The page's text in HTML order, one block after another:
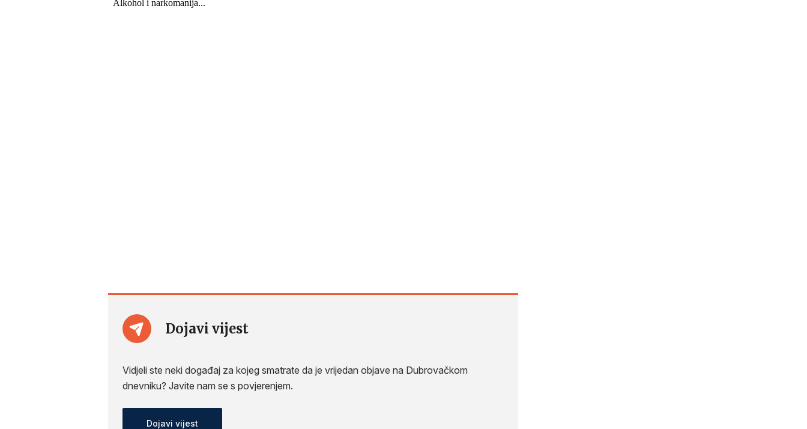
Dojavi vijest
Vidjeli ste neki događaj za kojeg smatrate da je vrijedan objave na Dubrovačkom
dnevniku? Javite nam se s povjerenjem.
Dojavi vijest